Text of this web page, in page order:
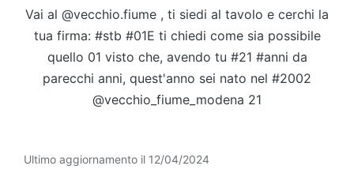
Vai al @vecchio.fiume , ti siedi al tavolo e cerchi la
tua firma: #stb #01E ti chiedi come sia possibile
quello 01 visto che, avendo tu #21 #anni da
parecchi anni, quest'anno sei nato nel #2002
@vecchio_fiume_modena 21
Ultimo aggiornamento il 12/04/2024